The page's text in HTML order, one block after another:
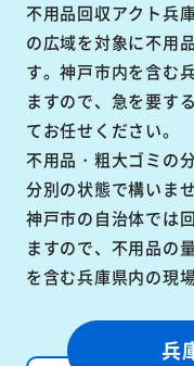
不用品回収アクト兵
の広域を対象に不用
す。神戸市内を含む
ますので、急を要す
てお任せください。
不用品・粗大ゴミの
分別の状態で構いま
神戸市の自治体では
ますので、不用品の
を含む兵庫県内の現
兵